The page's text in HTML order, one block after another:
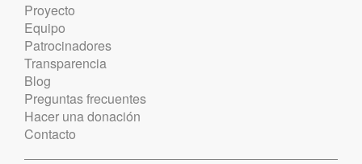
Proyecto
Equipo
Patrocinadores
Transparencia
Blog
Preguntas frecuentes
Hacer una donación
Contacto